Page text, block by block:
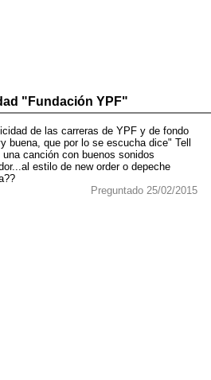
"Fundación YPF"
de las carreras de YPF y de fondo
buena, que por lo se escucha dice" Tell
canción con buenos sonidos
estilo de new order o depeche
Preguntado 25/02/2015